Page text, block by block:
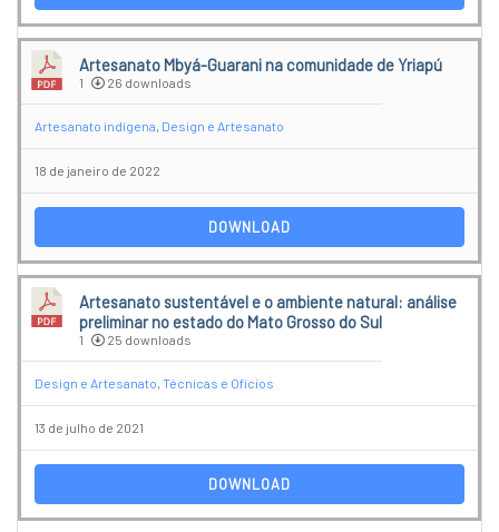
Artesanato Mbyá-Guarani na comunidade de Yriapú
1 26 downloads
Artesanato indígena, Design e Artesanato
18 de janeiro de 2022
DOWNLOAD
Artesanato sustentável e o ambiente natural: análise
preliminar no estado do Mato Grosso do Sul
1 25 downloads
Design e Artesanato, Técnicas e Ofícios
13 de julho de 2021
DOWNLOAD